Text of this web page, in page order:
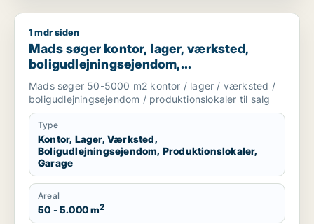
Mads søger kontor, lager, værksted,
1 mdr siden
Mads søger kontor, lager, værksted,
boligudlejningsejendom,
produktionslokaler eller garage til salg i
København
Mads søger 50-5000 m2 kontor / lager / værksted /
boligudlejningsejendom / produktionslokaler til salg
Type
Kontor, Lager, Værksted,
Boligudlejningsejendom, Produktionslokaler,
Garage
Areal
50 - 5.000 m2